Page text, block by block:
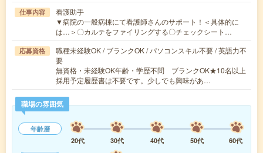
仕事内容
看護助手
▼病院の一般病棟にて看護師さんのサポート！＜具体的に
は…＞〇カルテをファイリングする〇チェックシート…
応募資格
職種未経験OK / ブランクOK / パソコンスキル不要 / 英語力不
要
無資格・未経験OK年齢・学歴不問 ブランクOK★10名以上
採用予定履歴書は不要です。少しでも興味があ…
職場の雰囲気
年齢層
20代
30代 40代 50代
60代